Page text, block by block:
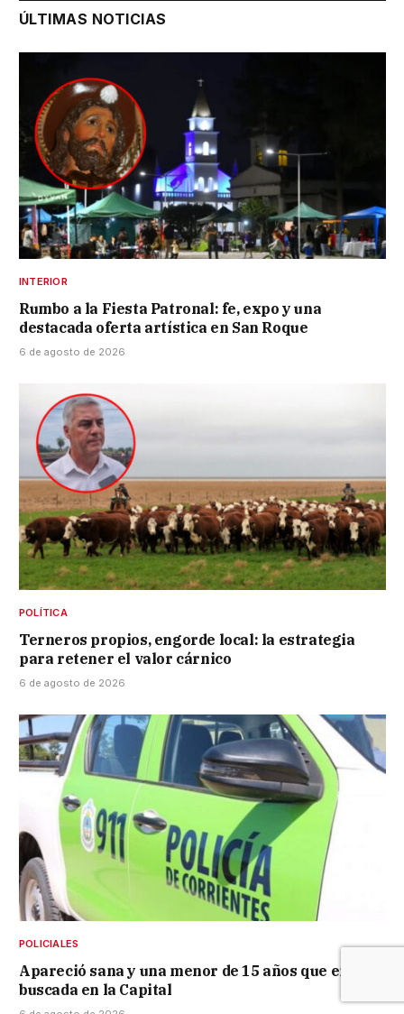
ÚLTIMAS NOTICIAS
INTERIOR
Rumbo a la Fiesta Patronal: fe, expo y una
destacada oferta artística en San Roque
6 de agosto de 2026
POLÍTICA
Terneros propios, engorde local: la estrategia
para retener el valor cárnico
6 de agosto de 2026
POLICIALES
Apareció sana y una menor de 15 años que era
buscada en la Capital